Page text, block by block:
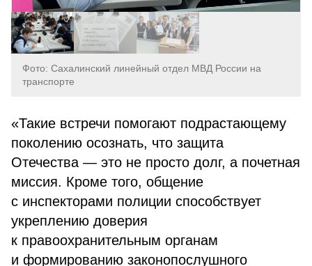
Фото: Сахалинский линейный отдел МВД России на
транспорте
«Такие встречи помогают подрастающему
поколению осознать, что защита
Отечества — это не просто долг, а почетная
миссия. Кроме того, общение
с инспекторами полиции способствует
укреплению доверия
к правоохранительным органам
и формированию законопослушного